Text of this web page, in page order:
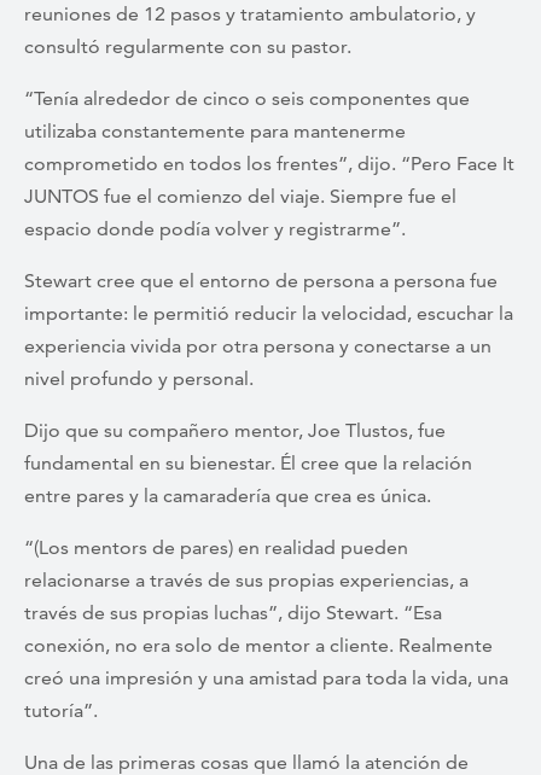
reuniones de 12 pasos y tratamiento ambulatorio, y
consultó regularmente con su pastor.
“Tenía alrededor de cinco o seis componentes que
utilizaba constantemente para mantenerme
comprometido en todos los frentes”, dijo. “Pero Face It
JUNTOS fue el comienzo del viaje. Siempre fue el
espacio donde podía volver y registrarme”.
Stewart cree que el entorno de persona a persona fue
importante: le permitió reducir la velocidad, escuchar la
experiencia vivida por otra persona y conectarse a un
nivel profundo y personal.
Dijo que su compañero mentor, Joe Tlustos, fue
fundamental en su bienestar. Él cree que la relación
entre pares y la camaradería que crea es única.
“(Los mentors de pares) en realidad pueden
relacionarse a través de sus propias experiencias, a
través de sus propias luchas”, dijo Stewart. “Esa
conexión, no era solo de mentor a cliente. Realmente
creó una impresión y una amistad para toda la vida, una
tutoría”.
Una de las primeras cosas que llamó la atención de